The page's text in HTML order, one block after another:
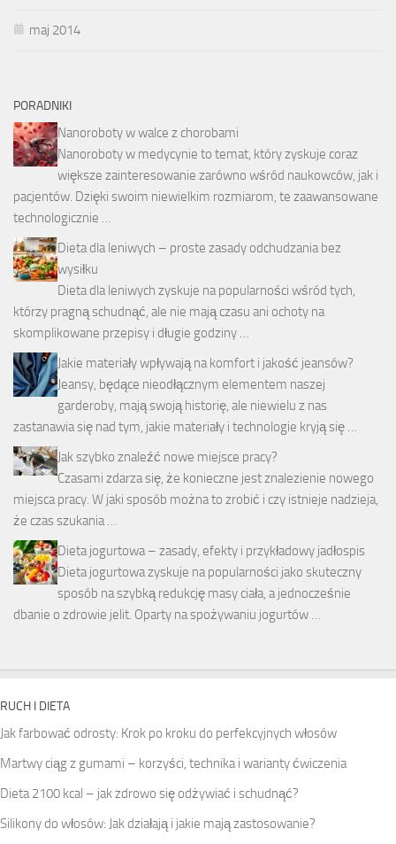
maj 2014
PORADNIKI
Nanoroboty w walce z chorobami
Nanoroboty w medycynie to temat, który zyskuje coraz
większe zainteresowanie zarówno wśród naukowców, jak i
pacjentów. Dzięki swoim niewielkim rozmiarom, te zaawansowane
technologicznie …
Dieta dla leniwych – proste zasady odchudzania bez
wysiłku
Dieta dla leniwych zyskuje na popularności wśród tych,
którzy pragną schudnąć, ale nie mają czasu ani ochoty na
skomplikowane przepisy i długie godziny …
Jakie materiały wpływają na komfort i jakość jeansów?
Jeansy, będące nieodłącznym elementem naszej
garderoby, mają swoją historię, ale niewielu z nas
zastanawia się nad tym, jakie materiały i technologie kryją się …
Jak szybko znaleźć nowe miejsce pracy?
Czasami zdarza się, że konieczne jest znalezienie nowego
miejsca pracy. W jaki sposób można to zrobić i czy istnieje nadzieja,
że czas szukania …
Dieta jogurtowa – zasady, efekty i przykładowy jadłospis
Dieta jogurtowa zyskuje na popularności jako skuteczny
sposób na szybką redukcję masy ciała, a jednocześnie
dbanie o zdrowie jelit. Oparty na spożywaniu jogurtów …
RUCH I DIETA
Jak farbować odrosty: Krok po kroku do perfekcyjnych włosów
Martwy ciąg z gumami – korzyści, technika i warianty ćwiczenia
Dieta 2100 kcal – jak zdrowo się odżywiać i schudnąć?
Silikony do włosów: Jak działają i jakie mają zastosowanie?